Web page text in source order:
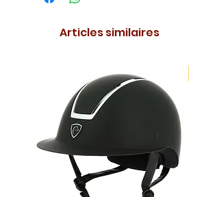
Articles similaires